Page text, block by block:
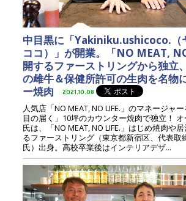
中目黒に「Yakiniku.ushicoco.（
ココ）」が開業。「NO MEAT,
開するファーストリングから独立
の雌牛＆保健所許可の生肉を名物
ー焼肉
2021.10.08
人気店「NO MEAT, NO LIFE.」のマネージャ
目の届く」10坪のカウンター焼肉で独立！
氏は、「NO MEAT, NO LIFE.」はじめ焼肉や
るファーストリング（東京都新宿区、代表取
氏）出身。高校卒業後はインテリアデザ...